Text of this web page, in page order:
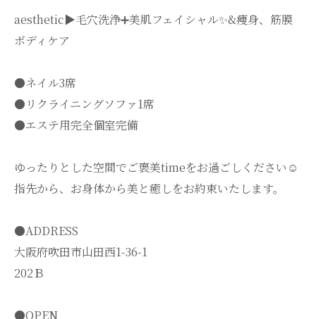
aesthetic▶︎毛穴洗浄➕美肌フェイシャル✨&痩身、筋膜
ボディケア
●ネイル3席
●リクライニングソファ1席
●エステ用完全個室完備
ゆったりとした空間でご褒美timeをお過ごしください☺️
指先から、お身体から美と癒しをお約束いたします。
●ADDRESS
大阪府吹田市山田西1-36-1
202Ｂ
●OPEN